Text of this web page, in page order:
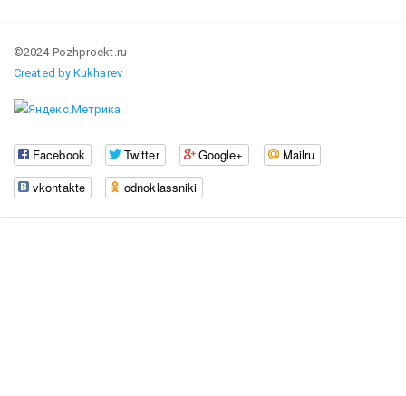
©2024 Pozhproekt.ru
Created by Kukharev
Facebook Twitter Google+
Mailru
vkontakte
odnoklassniki